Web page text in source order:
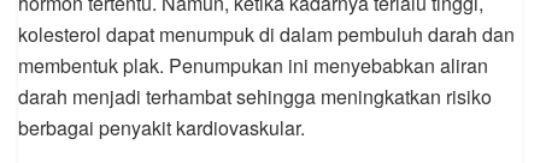
kolesterol dapat menumpuk di dalam pembuluh darah dan
membentuk plak. Penumpukan ini menyebabkan aliran
darah menjadi terhambat sehingga meningkatkan risiko
berbagai penyakit kardiovaskular.